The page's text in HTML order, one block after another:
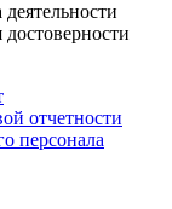
отчетности
персонала